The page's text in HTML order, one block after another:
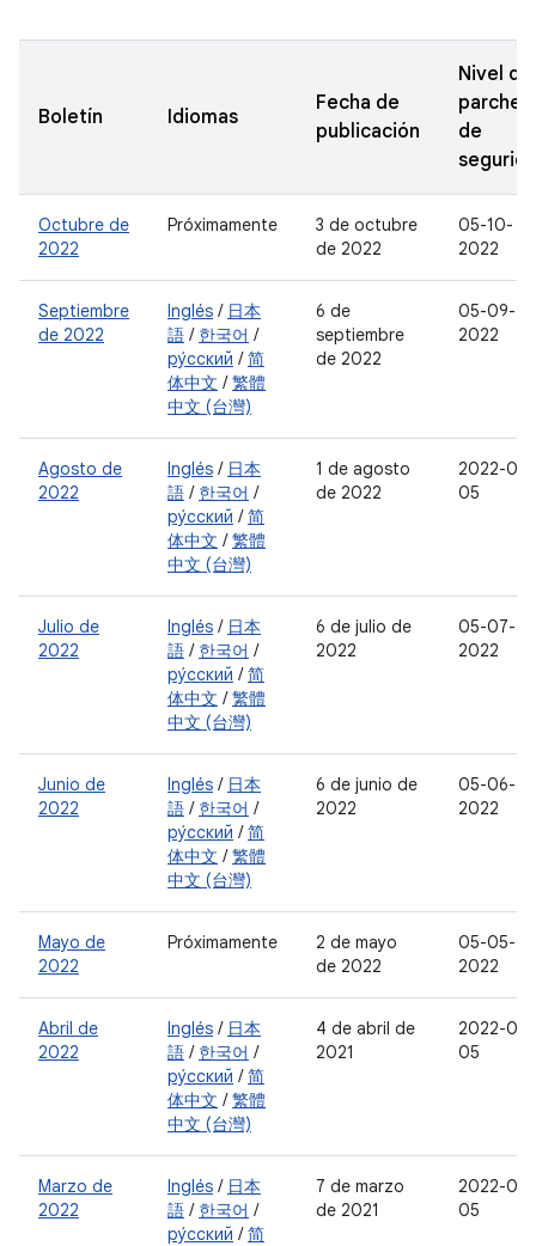
Boletín Idiomas
Fecha de
publicación
Nivel de
parche
de
Octubre de
2022
Próximamente
3 de octubre
de 2022
05-10-
2022
Septiembre
de 2022
Inglés / 日本
語 / 한국어 /
ру́сский /简
体中文 /繁體
中文 (台灣)
6 de
septiembre
de 2022
05-09-
2022
Agosto de
2022
Inglés / 日本
語 / 한국어 /
ру́сский /简
体中文 /繁體
中文 (台灣)
1 de agosto
de 2022
2022-08-
05
Julio de
2022
Inglés / 日本
語 / 한국어 /
ру́сский /简
体中文 /繁體
中文 (台灣)
6 de julio de
2022
05-07-
2022
Junio de
2022
Inglés / 日本
語 / 한국어 /
ру́сский /简
体中文 /繁體
中文 (台灣)
6 de junio de
2022
05-06-
2022
Mayo de
2022
Próximamente
2 de mayo
de 2022
05-05-
2022
Abril de
2022
Inglés / 日本
語 / 한국어 /
ру́сский /简
体中文 /繁體
中文 (台灣)
4 de abril de
2021
2022-04-
05
Marzo de
2022
Inglés / 日本
語 / 한국어 /
ру́сский /简
7 de marzo
de 2021
2022-03-
05